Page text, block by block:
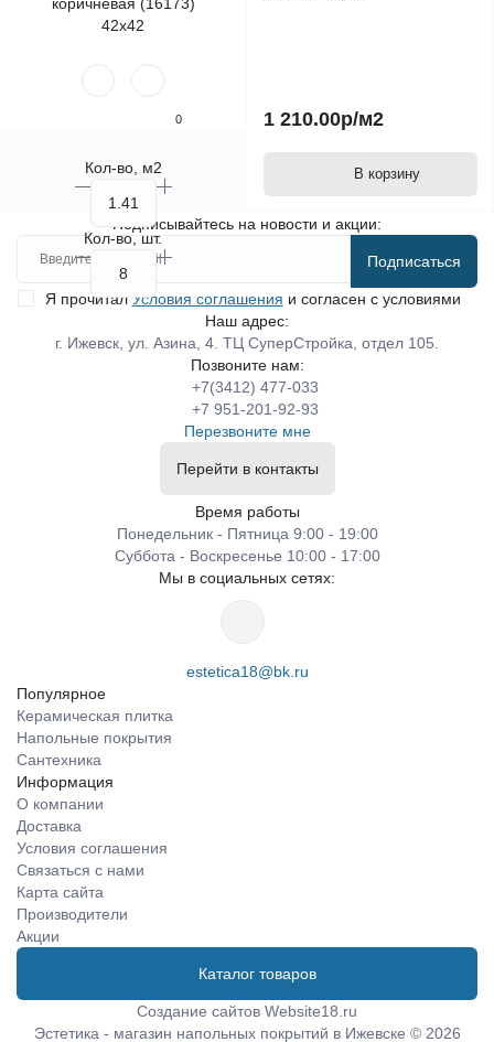
0
Кол-во, м2
Кол-во, шт.
1 210.00р/м2
В корзину
Подписывайтесь на новости и акции:
Подписаться
Я прочитал Условия соглашения и согласен с условиями
Наш адрес:
г. Ижевск, ул. Азина, 4. ТЦ СуперСтройка, отдел 105.
Позвоните нам:
+7(3412) 477-033
+7 951-201-92-93
Перезвоните мне
Перейти в контакты
Время работы
Понедельник - Пятница 9:00 - 19:00
Суббота - Воскресенье 10:00 - 17:00
Мы в социальных сетях:
estetica18@bk.ru
Популярное
Керамическая плитка
Напольные покрытия
Сантехника
Информация
О компании
Доставка
Условия соглашения
Связаться с нами
Карта сайта
Производители
Акции
Каталог товаров
Создание сайтов Website18.ru
Эстетика - магазин напольных покрытий в Ижевске © 2026